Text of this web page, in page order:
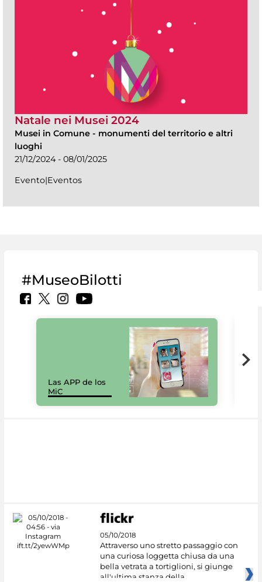
Natale nei Musei 2024
Musei in Comune - monumenti del territorio e altri
luoghi
21/12/2024 - 08/01/2025
Evento|Eventos
#MuseoBilotti
Las APP de los
MiC
05/10/2018
Attraverso uno stretto passaggio con
una curiosa loggetta chiusa da una
bella vetrata a tortiglioni, si giunge
all'ultima stanza della